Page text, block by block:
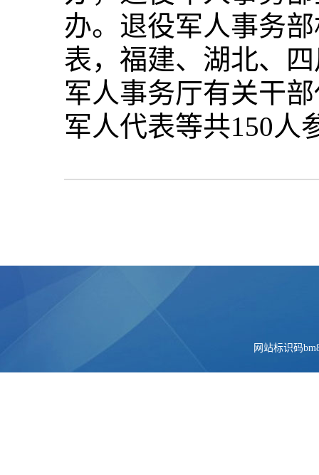
办。退役军人事务
表，福建、湖北、
军人事务厅有关干
军人代表等共150人
网站标识码